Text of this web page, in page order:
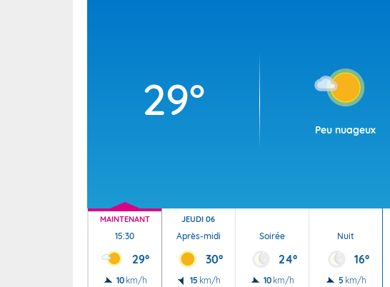
29°
Peu nuageux
MAINTENANT
15:30
29°
10 km/h
JEUDI 06
Après-midi
30°
15 km/h
Soirée
24°
10 km/h
Nuit
16°
5 km/h